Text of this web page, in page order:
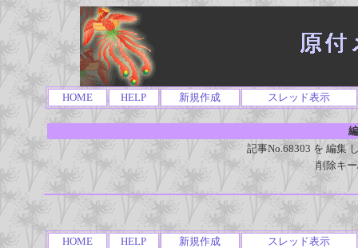
HOME HELP 新規作成 スレッド表示
記事No.68303 を 編集
削除キ
HOME HELP 新規作成 スレッド表示